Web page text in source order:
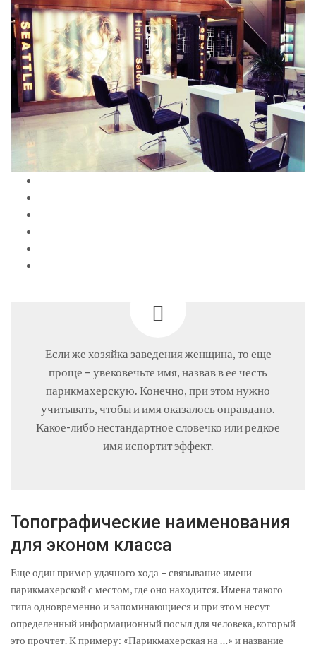
Если же хозяйка заведения женщина, то еще
проще – увековечьте имя, назвав в ее честь
парикмахерскую. Конечно, при этом нужно
учитывать, чтобы и имя оказалось оправдано.
Какое-либо нестандартное словечко или редкое
имя испортит эффект.
Топографические наименования
для эконом класса
Еще один пример удачного хода – связывание имени
парикмахерской с местом, где оно находится. Имена такого
типа одновременно и запоминающиеся и при этом несут
определенный информационный посыл для человека, который
это прочтет. К примеру: «Парикмахерская на …» и название